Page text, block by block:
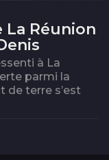
La Réunion
à La
parmi la
de terre s’est